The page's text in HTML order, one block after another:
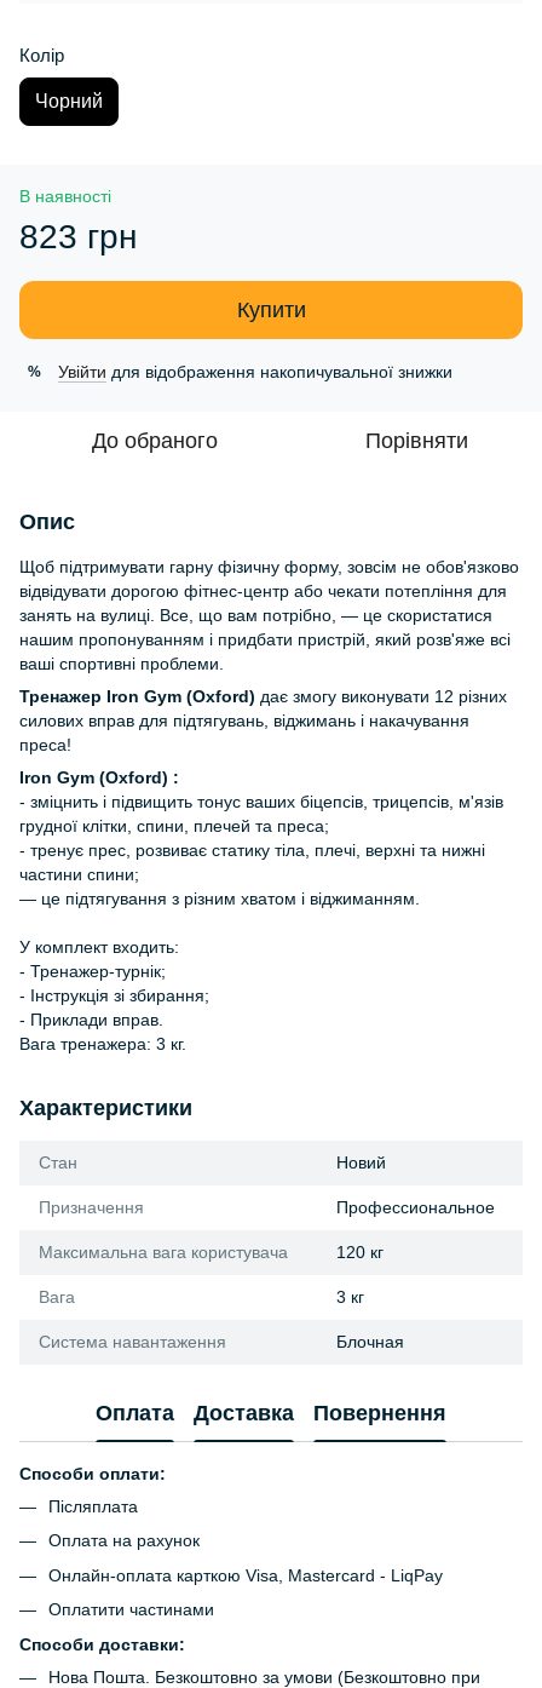
Колір
Чорний
В наявності
823 грн
Купити
% Увійти для відображення накопичувальної знижки
До обраного Порівняти
Опис
Щоб підтримувати гарну фізичну форму, зовсім не обов'язково
відвідувати дорогою фітнес-центр або чекати потепління для
занять на вулиці. Все, що вам потрібно, — це скористатися
нашим пропонуванням і придбати пристрій, який розв'яже всі
ваші спортивні проблеми.
Тренажер Iron Gym (Oxford) дає змогу виконувати 12 різних
силових вправ для підтягувань, віджимань і накачування
преса!
Iron Gym (Oxford) :
- зміцнить і підвищить тонус ваших біцепсів, трицепсів, м'язів
грудної клітки, спини, плечей та преса;
- тренує прес, розвиває статику тіла, плечі, верхні та нижні
частини спини;
— це підтягування з різним хватом і віджиманням.
У комплект входить:
- Тренажер-турнік;
- Інструкція зі збирання;
- Приклади вправ.
Вага тренажера: 3 кг.
Характеристики
Стан Новий
Призначення Профессиональное
Максимальна вага користувача 120 кг
Вага 3 кг
Система навантаження Блочная
Оплата Доставка Повернення
Способи оплати:
Післяплата
Оплата на рахунок
Онлайн-оплата карткою Visa, Mastercard - LiqPay
Оплатити частинами
Способи доставки:
Нова Пошта. Безкоштовно за умови (Безкоштовно при